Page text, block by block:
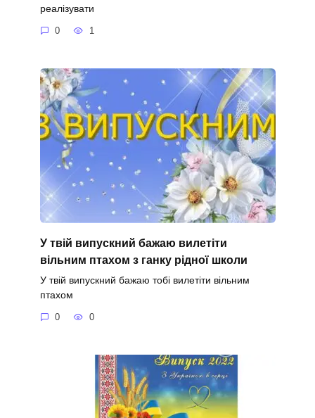
реалізувати
0 1
У твій випускний бажаю вилетіти
вільним птахом з ганку рідної школи
У твій випускний бажаю тобі вилетіти вільним
птахом
0 0